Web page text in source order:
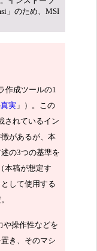
」のため、MSI
作成ツールの1
実 」）。この
されているイン
があるが、本
の3つの基準を
本稿が想定す
して使用する
や操作性などを
き、そのマシ